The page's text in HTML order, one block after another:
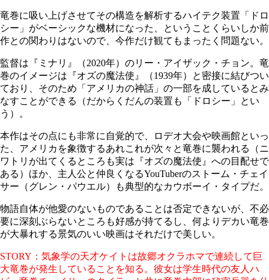
竜巻に吸い上げさせてその構造を解析するハイテク装置「ドロ
シー」がベーシックな機材になった、ということくらいしか前
作との関わりはないので、今作だけ観てもまったく問題ない。
監督は『ミナリ』（2020年）のリー・アイザック・チョン。竜
巻のイメージは『オズの魔法使』（1939年）と密接に結びつい
ており、そのため「アメリカの神話」の一部を成しているとみ
なすことができる（だからくだんの装置も「ドロシー」とい
う）。
本作はその点にも非常に自覚的で、ロデオ大会や映画館といっ
た、アメリカを象徴するあれこれが次々と竜巻に襲われる（ニ
ワトリが出てくるところも実は『オズの魔法使』への目配せで
ある）ほか、主人公と仲良くなるYouTuberのストーム・チェイ
サー（グレン・パウエル）も典型的なカウボーイ・タイプだ。
物語自体が他愛のないものであることは否定できないが、不必
要に深刻ぶらないところも好感が持てるし、何よりデカい竜巻
が大暴れする景気のいい映画はそれだけで美しい。
STORY：気象学の天才ケイトは故郷オクラホマで連続して巨
大竜巻が発生していることを知る。彼女は学生時代の友人ハ